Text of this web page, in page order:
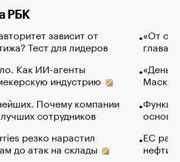
РБК
зависит от
Тест для лидеров
Как ИИ-агенты
индустрию
Почему компании
сотрудников
резко нарастил
до атак на склады
«От
глава
Маск в
основ
ЕС
нефти